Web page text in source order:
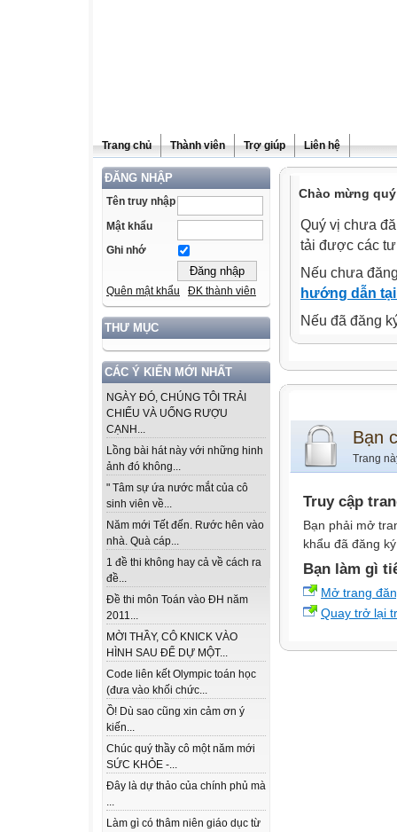
Trang chủ Thành viên Trợ giúp Liên hệ
ĐĂNG NHẬP
Tên truy nhập
Mật khẩu
Ghi nhớ
Quên mật khẩu ĐK thành viên
THƯ MỤC
CÁC Ý KIẾN MỚI NHẤT
NGÀY ĐÓ, CHÚNG TÔI TRẢI
CHIẾU VÀ UỐNG RƯỢU
CẠNH...
Lồng bài hát này với những hinh
ảnh đó không...
" Tâm sự ứa nước mắt của cô
sinh viên về...
Năm mới Tết đến. Rước hên vào
nhà. Quà cáp...
1 đề thi không hay cả về cách ra
đề...
Đề thi môn Toán vào ĐH năm
2011...
MỜI THẦY, CÔ KNICK VÀO
HÌNH SAU ĐỂ DỰ MỘT...
Code liên kết Olympic toán học
(đưa vào khối chức...
Ồ! Dù sao cũng xin cảm ơn ý
kiến...
Chúc quý thầy cô một năm mới
SỨC KHỎE -...
Đây là dự thảo của chính phủ mà
...
Làm gì có thâm niên giáo dục từ
Chào mừng
Quý vị chưa
tải được các
Nếu chưa
hướng dẫn
Nếu đã đăng
Bạn
Trang
Truy cập
Bạn phải mở
khẩu đã đăng
Bạn làm gì
Mở trang
Quay trở lại